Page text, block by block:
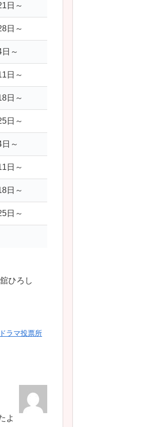
日～
日～
～
日～
日～
日～
～
日～
日～
日～
ひろし
ドラマ投票所
よ